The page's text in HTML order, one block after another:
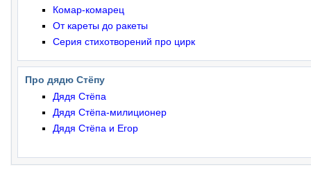
Комар-комарец
От кареты до ракеты
Серия стихотворений про цирк
Про дядю Стёпу
Дядя Стёпа
Дядя Стёпа-милиционер
Дядя Стёпа и Егор